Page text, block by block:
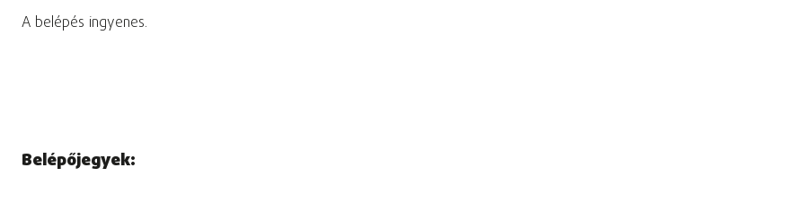
A belépés ingyenes.
Belépőjegyek: